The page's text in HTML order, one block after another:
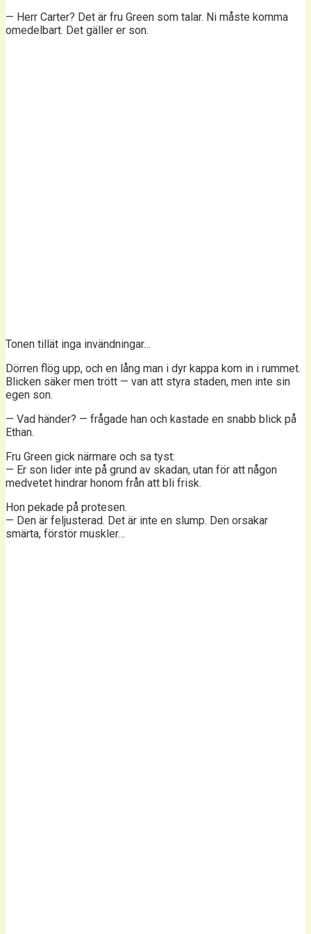
— Herr Carter? Det är fru Green som talar. Ni måste komma
omedelbart. Det gäller er son.
Tonen tillät inga invändningar…
Dörren flög upp, och en lång man i dyr kappa kom in i rummet.
Blicken säker men trött — van att styra staden, men inte sin
egen son.
— Vad händer? — frågade han och kastade en snabb blick på
Ethan.
Fru Green gick närmare och sa tyst:
— Er son lider inte på grund av skadan, utan för att någon
medvetet hindrar honom från att bli frisk.
Hon pekade på protesen.
— Den är feljusterad. Det är inte en slump. Den orsakar
smärta, förstör muskler…